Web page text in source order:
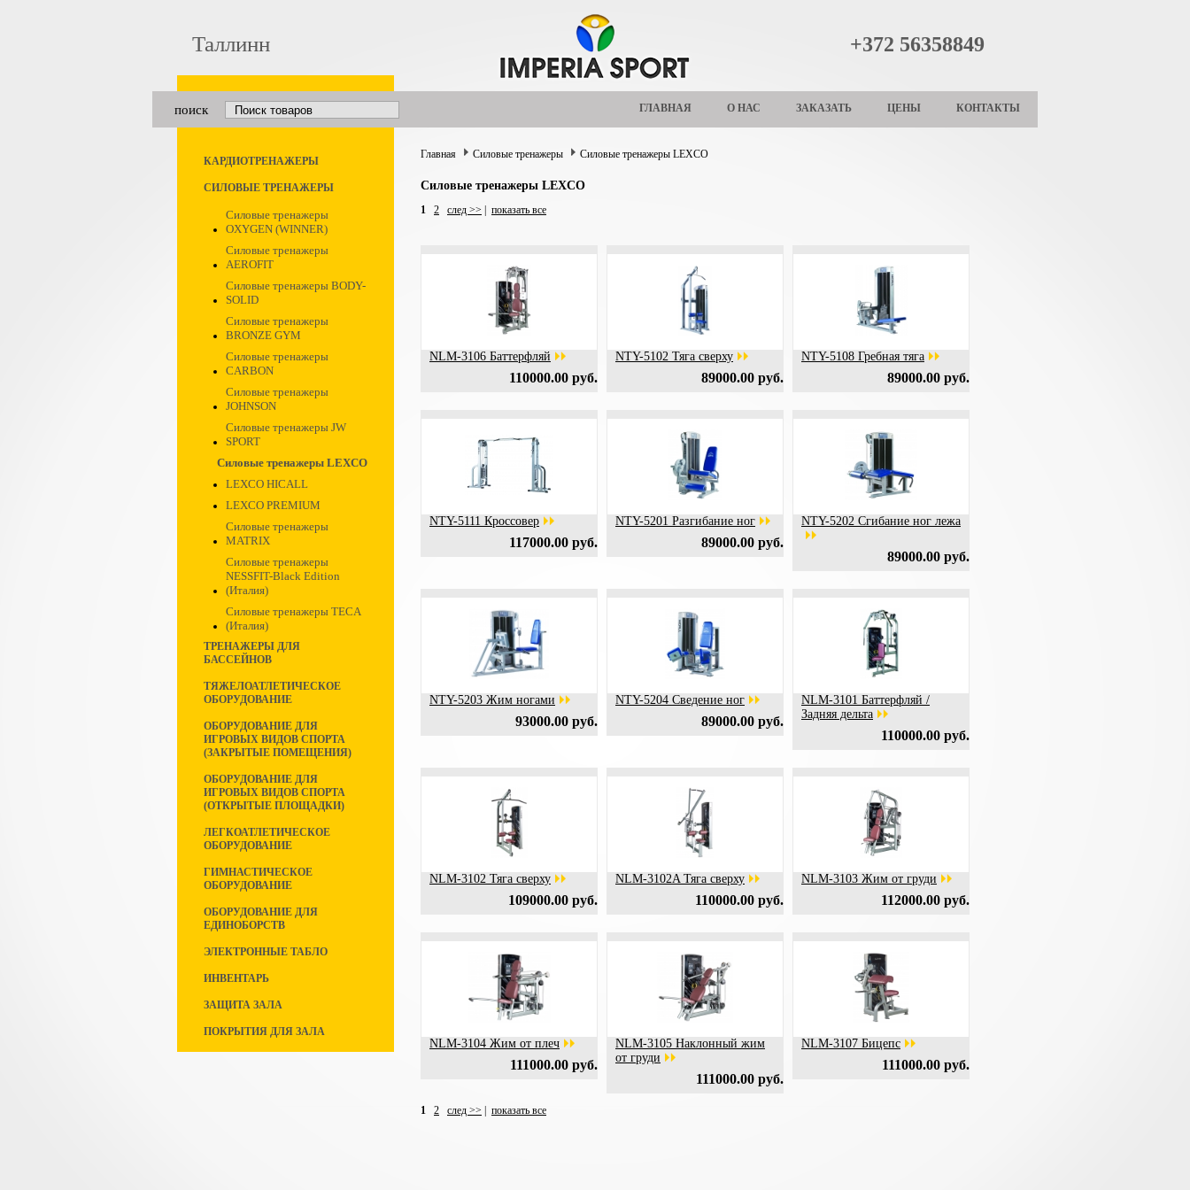
Таллинн +372 56358849
поиск ГЛАВНАЯ О НАС ЗАКАЗАТЬ ЦЕНЫ КОНТАКТЫ
КАРДИОТРЕНАЖЕРЫ
СИЛОВЫЕ ТРЕНАЖЕРЫ
Силовые тренажеры
OXYGEN (WINNER)
Силовые тренажеры
AEROFIT
Силовые тренажеры BODY-
SOLID
Силовые тренажеры
BRONZE GYM
Силовые тренажеры
CARBON
Силовые тренажеры
JOHNSON
Силовые тренажеры JW
SPORT
Силовые тренажеры LEXCO
LEXCO HICALL
LEXCO PREMIUM
Силовые тренажеры
MATRIX
Силовые тренажеры
NESSFIT-Black Edition
(Италия)
Силовые тренажеры TECA
(Италия)
ТРЕНАЖЕРЫ ДЛЯ
БАССЕЙНОВ
ТЯЖЕЛОАТЛЕТИЧЕСКОЕ
ОБОРУДОВАНИЕ
ОБОРУДОВАНИЕ ДЛЯ
ИГРОВЫХ ВИДОВ СПОРТА
(ЗАКРЫТЫЕ ПОМЕЩЕНИЯ)
ОБОРУДОВАНИЕ ДЛЯ
ИГРОВЫХ ВИДОВ СПОРТА
(ОТКРЫТЫЕ ПЛОЩАДКИ)
ЛЕГКОАТЛЕТИЧЕСКОЕ
ОБОРУДОВАНИЕ
ГИМНАСТИЧЕСКОЕ
ОБОРУДОВАНИЕ
ОБОРУДОВАНИЕ ДЛЯ
ЕДИНОБОРСТВ
ЭЛЕКТРОННЫЕ ТАБЛО
ИНВЕНТАРЬ
ЗАЩИТА ЗАЛА
ПОКРЫТИЯ ДЛЯ ЗАЛА
Главная Силовые тренажеры Силовые тренажеры LEXCO
Силовые тренажеры LEXCO
1 2 след >> показать все
NLM-3106 Баттерфляй
110000.00 руб.
NTY-5102 Тяга сверху
89000.00 руб.
NTY-5108 Гребная тяга
89000.00 руб.
NTY-5111 Кроссовер
117000.00 руб.
NTY-5201 Разгибание ног
89000.00 руб.
NTY-5202 Сгибание ног лежа
89000.00 руб.
NTY-5203 Жим ногами
93000.00 руб.
NTY-5204 Сведение ног
89000.00 руб.
NLM-3101 Баттерфляй /
Задняя дельта
110000.00 руб.
NLM-3102 Тяга сверху
109000.00 руб.
NLM-3102A Тяга сверху
110000.00 руб.
NLM-3103 Жим от груди
112000.00 руб.
NLM-3104 Жим от плеч
111000.00 руб.
NLM-3105 Наклонный жим
от груди
111000.00 руб.
NLM-3107 Бицепс
111000.00 руб.
1 2 след >> показать все